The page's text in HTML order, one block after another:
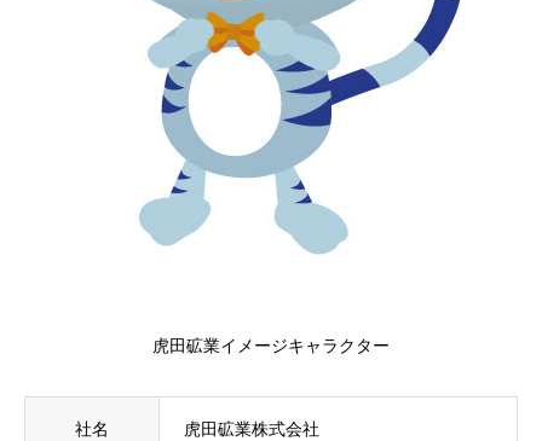
虎田砿業イメージキャラクター
社名 虎田砿業株式会社